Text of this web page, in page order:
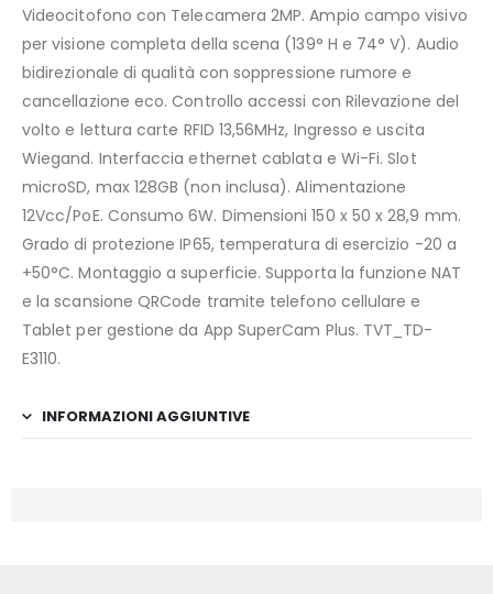
Videocitofono con Telecamera 2MP. Ampio campo visivo
per visione completa della scena (139° H e 74° V). Audio
bidirezionale di qualità con soppressione rumore e
cancellazione eco. Controllo accessi con Rilevazione del
volto e lettura carte RFID 13,56MHz, Ingresso e uscita
Wiegand. Interfaccia ethernet cablata e Wi-Fi. Slot
microSD, max 128GB (non inclusa). Alimentazione
12Vcc/PoE. Consumo 6W. Dimensioni 150 x 50 x 28,9 mm.
Grado di protezione IP65, temperatura di esercizio -20 a
+50°C. Montaggio a superficie. Supporta la funzione NAT
e la scansione QRCode tramite telefono cellulare e
Tablet per gestione da App SuperCam Plus. TVT_TD-
E3110.
INFORMAZIONI AGGIUNTIVE